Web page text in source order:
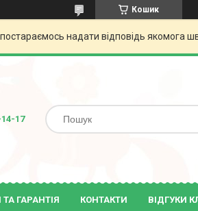
Кошик
надати відповідь якомога
17
ГАРАНТІЯ КОНТАКТИ ВІДГУКИ